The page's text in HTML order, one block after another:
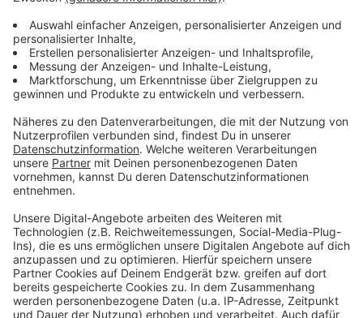
Studie zeigt: Größter Fachmangel in Leverkusener
Büros
Tanne für Opladener Weihnachtsmarkt gesucht
Bayer Kultur sammelt Spenden für Leverkusener
Hospiz